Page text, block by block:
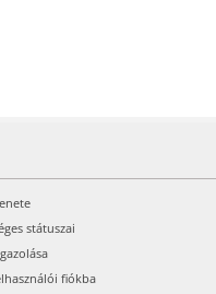
státuszai
fiókba